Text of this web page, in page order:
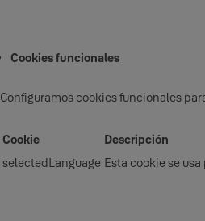
Cookies funcionales
Configuramos cookies funcionales
Cookie Descripción
selectedLanguage Esta cookie se